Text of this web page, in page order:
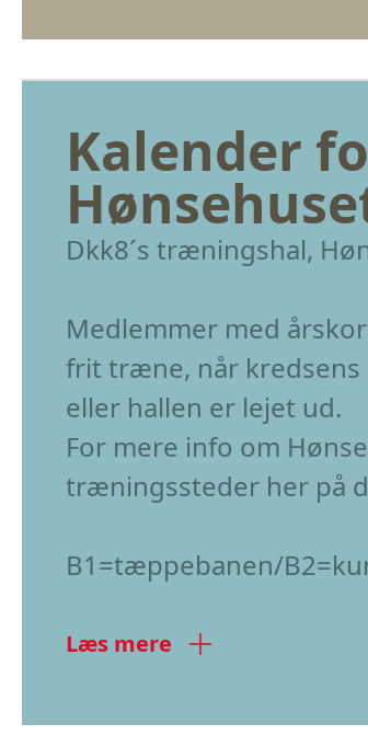
Kalender
Dkk8´s træningshal,
Medlemmer med
frit træne, når
eller hallen er lejet ud.
For mere info om
træningssteder her på
B1=tæppebanen/
Læs mere